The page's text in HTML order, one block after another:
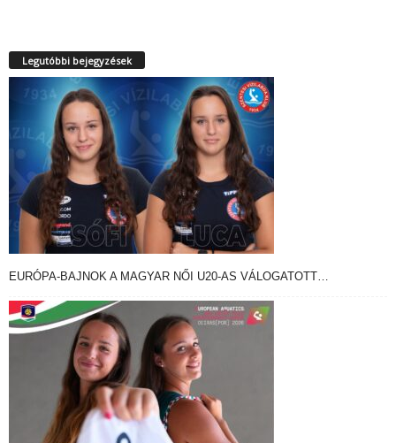
Legutóbbi bejegyzések
EURÓPA-BAJNOK A MAGYAR NŐI U20-AS VÁLOGATOTT…